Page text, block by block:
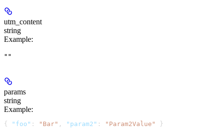
utm_content
string
Example:
""
params
string
Example:
{ "foo" : "Bar" , "param2" : "Param2Value" }